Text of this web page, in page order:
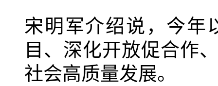
宋明军介绍说，今年
目、深化开放促合作
社会高质量发展。